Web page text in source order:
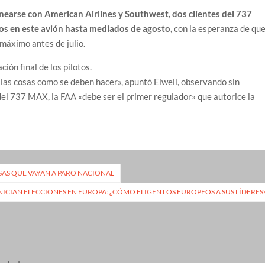
con American Airlines y Southwest, dos clientes del 737
en este avión hasta mediados de agosto,con la esperanza de que
antes de julio.
final de los pilotos.
cosas como se deben hacer», apuntó Elwell, observando sin
737 MAX, la FAA «debe ser el primer regulador» que autorice la
QUE VAYAN A PARO NACIONAL
ELECCIONES EN EUROPA: ¿CÓMO ELIGEN LOS EUROPEOS A SUS